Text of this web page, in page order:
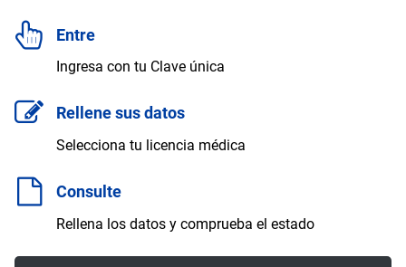
Entre
Ingresa con tu Clave única
Rellene sus datos
Selecciona tu licencia médica
Consulte
Rellena los datos y comprueba el estado